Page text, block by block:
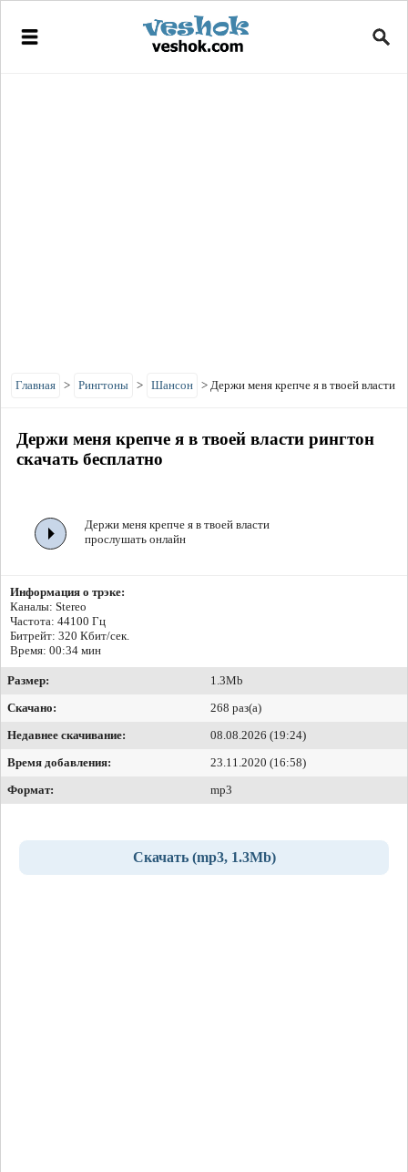
Главная > Рингтоны > Шансон > Держи меня крепче я в твоей власти
Держи меня крепче я в твоей власти рингтон
скачать бесплатно
Держи меня крепче я в твоей власти
прослушать онлайн
Информация о трэке:
Каналы: Stereo
Частота: 44100 Гц
Битрейт: 320 Кбит/сек.
Время: 00:34 мин
Размер:
1.3Mb
Скачано:
268 раз(а)
Недавнее скачивание:
08.08.2026 (19:24)
Время добавления:
23.11.2020 (16:58)
Формат:
mp3
Скачать (mp3, 1.3Mb)